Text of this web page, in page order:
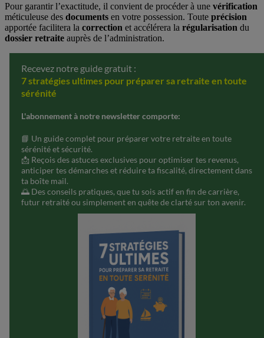
Pour garantir l’exactitude, il convient de procéder à une vérification
méticuleuse des documents en votre possession. Toute précision
apportée facilitera la correction et accélérera la régularisation du
dossier retraite auprès de l’administration.